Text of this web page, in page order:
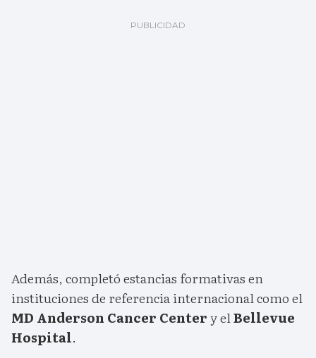
Además, completó estancias formativas en
instituciones de referencia internacional como el
MD Anderson Cancer Centery elBellevue
Hospital.